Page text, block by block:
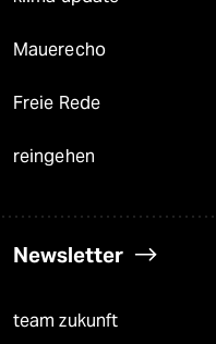
Mauerecho
Freie Rede
reingehen
Newsletter
team zukunft